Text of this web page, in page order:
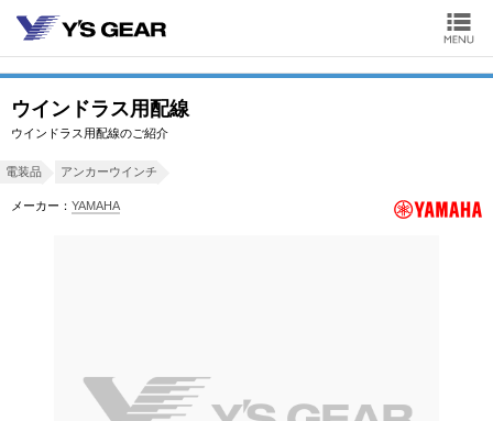
ウインドラス用配線
ウインドラス用配線のご紹介
電装品 アンカーウインチ
メーカー： YAMAHA